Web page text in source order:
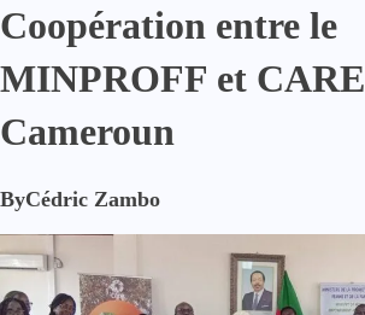
Coopération entre le
MINPROFF et CARE
Cameroun
ByCédric Zambo